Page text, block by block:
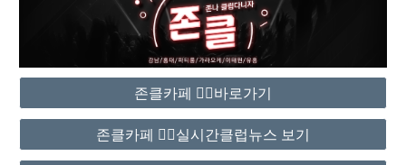
존클카페 ❤️‍🔥바로가기
존클카페 ❤️‍🔥실시간클럽뉴스 보기